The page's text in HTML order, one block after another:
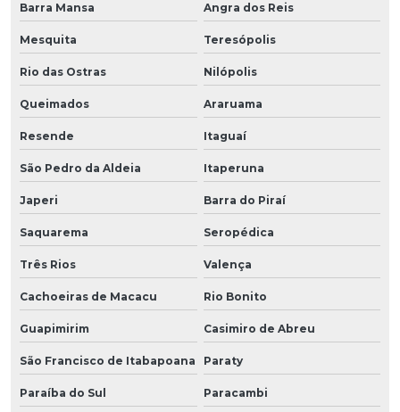
Barra Mansa Angra dos Reis
Mesquita Teresópolis
Rio das Ostras Nilópolis
Queimados Araruama
Resende Itaguaí
São Pedro da Aldeia Itaperuna
Japeri Barra do Piraí
Saquarema Seropédica
Três Rios Valença
Cachoeiras de Macacu Rio Bonito
Guapimirim Casimiro de Abreu
São Francisco de Itabapoana Paraty
Paraíba do Sul Paracambi